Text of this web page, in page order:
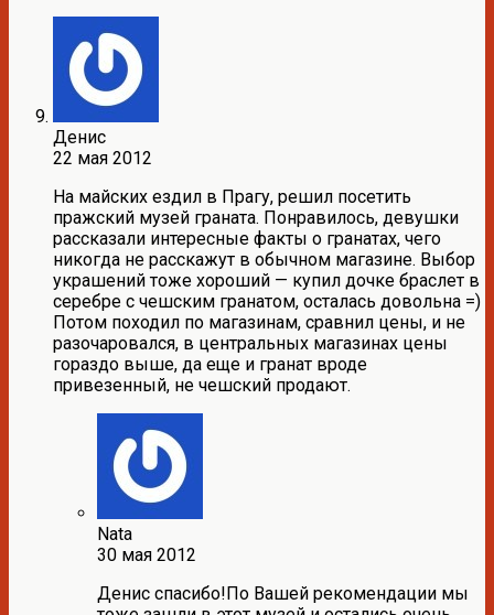
Денис
22 мая 2012
На майских ездил в Прагу, решил посетить
пражский музей граната. Понравилось, девушки
рассказали интересные факты о гранатах, чего
никогда не расскажут в обычном магазине. Выбор
украшений тоже хороший — купил дочке браслет в
серебре с чешским гранатом, осталась довольна =)
Потом походил по магазинам, сравнил цены, и не
разочаровался, в центральных магазинах цены
гораздо выше, да еще и гранат вроде
привезенный, не чешский продают.
Nata
30 мая 2012
Денис спасибо!По Вашей рекомендации мы